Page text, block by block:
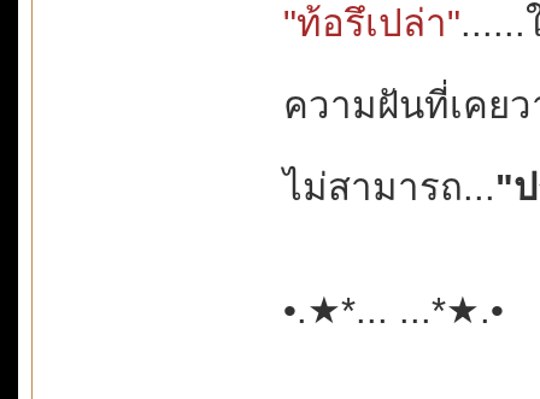
"ท้อรึเปล่า"......
ความฝันที่เคย
ไม่สามารถ..."
•.★*...